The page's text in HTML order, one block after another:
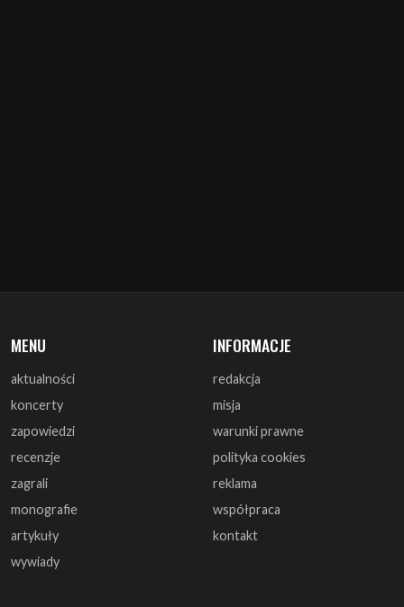
aktualności
zapowiedzi
recenzje
zagrali
monografie
artykuły
wywiady
redakcja
warunki prawne
polityka cookies
reklama
współpraca
kontakt
DOŁĄCZ DO NAS